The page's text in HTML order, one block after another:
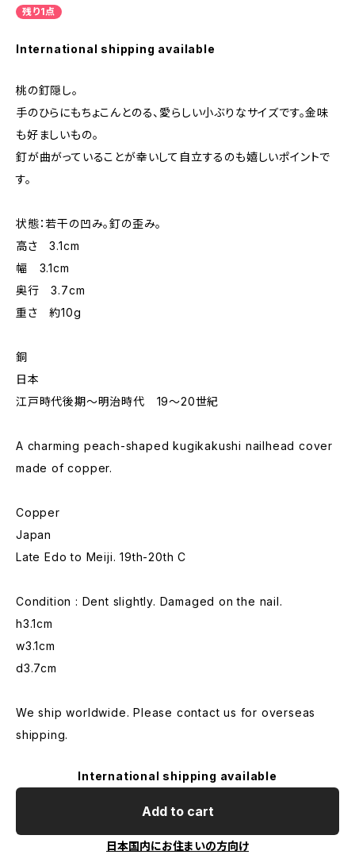
残り1点
International shipping available
桃の釘隠し。
手のひらにもちょこんとのる、愛らしい小ぶりなサイズです。金味
も好ましいもの。
釘が曲がっていることが幸いして自立するのも嬉しいポイントで
す。
状態：若干の凹み。釘の歪み。
高さ 3.1cm
幅 3.1cm
奥行 3.7cm
重さ 約10g
銅
日本
江戸時代後期～明治時代 19〜20世紀
A charming peach-shaped kugikakushi nailhead cover
made of copper.
Copper
Japan
Late Edo to Meiji. 19th-20th C
Condition : Dent slightly. Damaged on the nail.
h3.1cm
w3.1cm
d3.7cm
We ship worldwide. Please contact us for overseas
shipping.
International shipping available
Add to cart
日本国内にお住まいの方向け